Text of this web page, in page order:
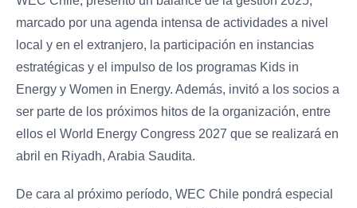
marcado por una agenda intensa de actividades a nivel
local y en el extranjero, la participación en instancias
estratégicas y el impulso de los programas Kids in
Energy y Women in Energy. Además, invitó a los socios a
ser parte de los próximos hitos de la organización, entre
ellos el World Energy Congress 2027 que se realizará en
abril en Riyadh, Arabia Saudita.
De cara al próximo período, WEC Chile pondrá especial